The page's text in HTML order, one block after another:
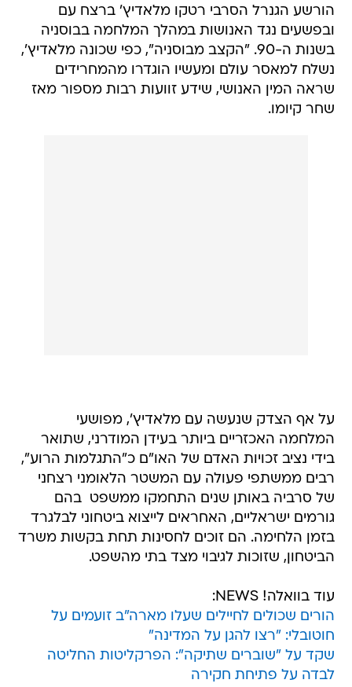
הורשע הגנרל הסרבי רטקו מלאדיץ' ברצח עם
ובפשעים נגד האנושות במהלך המלחמה בבוסניה
בשנות ה-90. "הקצב מבוסניה", כפי שכונה מלאדיץ',
נשלח למאסר עולם ומעשיו הוגדרו מהמחרידים
שראה המין האנושי, שידע זוועות רבות מספור מאז
שחר קיומו.
על אף הצדק שנעשה עם מלאדיץ', מפושעי
המלחמה האכזריים ביותר בעידן המודרני, שתואר
בידי נציב זכויות האדם של האו"ם כ"התגלמות הרוע",
רבים ממשתפי פעולה עם המשטר הלאומני רצחני
של סרביה באותן שנים התחמקו ממשפט  בהם
גורמים ישראליים, האחראים לייצוא ביטחוני לבלגרד
בזמן הלחימה. הם זוכים לחסינות תחת בקשות משרד
הביטחון, שזוכות לגיבוי מצד בתי מהשפט.
עוד בוואלה! NEWS:
הורים שכולים לחיילים שעלו מארה"ב זועמים על
חוטובלי: "רצו להגן על המדינה"
שקד על "שוברים שתיקה": הפרקליטות החליטה
לבדה על פתיחת חקירה